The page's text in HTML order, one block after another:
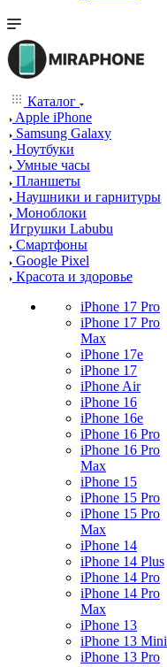
Каталог
Apple iPhone
Samsung Galaxy
Ноутбуки
Умные часы
Планшеты
Наушники и гарнитуры
Моноблоки
Игрушки Labubu
Смартфоны
Google Pixel
Красота и здоровье
iPhone 17 Pro
iPhone 17 Pro
Max
iPhone 17e
iPhone 17
iPhone Air
iPhone 16
iPhone 16e
iPhone 16 Pro
iPhone 16 Pro
Max
iPhone 15
iPhone 15 Pro
iPhone 15 Pro
Max
iPhone 14
iPhone 14 Plus
iPhone 14 Pro
iPhone 14 Pro
Max
iPhone 13
iPhone 13 Mini
iPhone 13 Pro